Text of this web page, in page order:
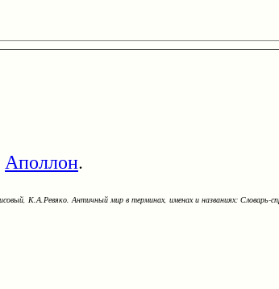
Аполлон.
К.А.Ревяко. Античный мир в терминах, именах и названиях: Словарь-